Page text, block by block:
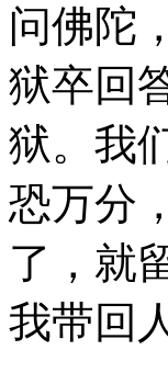
问佛陀
狱卒回
狱。我
恐万分
了，就
我带回